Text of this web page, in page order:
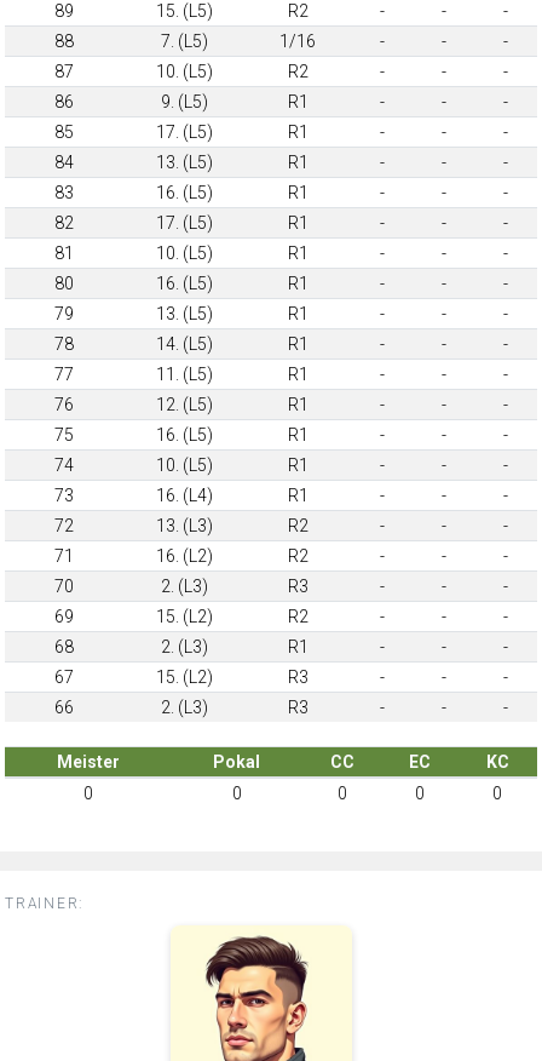
89
15. (L5) R2 - -
-
88
7. (L5) 1/16 - -
-
87
10. (L5) R2 - -
-
86
9. (L5) R1 - -
-
85
17. (L5) R1 - -
-
84
13. (L5) R1 - -
-
83
16. (L5) R1 - -
-
82
17. (L5) R1 - -
-
81
10. (L5) R1 - -
-
80
16. (L5) R1 - -
-
79
13. (L5) R1 - -
-
78
14. (L5) R1 - -
-
77
11. (L5) R1 - -
-
76
12. (L5) R1 - -
-
75
16. (L5) R1 - -
-
74
10. (L5) R1 - -
-
73
16. (L4) R1 - -
-
72
13. (L3) R2 - -
-
71
16. (L2) R2 - -
-
70
2. (L3) R3 - -
-
69
15. (L2) R2 - -
-
68
2. (L3) R1 - -
-
67
15. (L2) R3 - -
-
66
2. (L3) R3 - - -
Meister Pokal CC EC
KC
0
0 0 0 0
TRAINER: